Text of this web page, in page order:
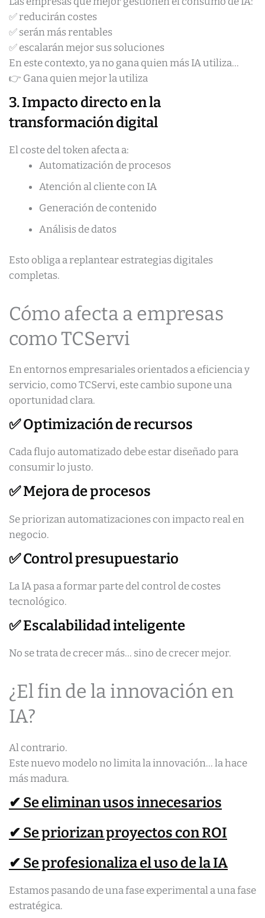
✅ reducirán costes
✅ serán más rentables
✅ escalarán mejor sus soluciones
En este contexto, ya no gana quien más IA utiliza…
👉 Gana quien mejor la utiliza
3. Impacto directo en la
transformación digital
El coste del token afecta a:
Automatización de procesos
Atención al cliente con IA
Generación de contenido
Análisis de datos
Esto obliga a replantear estrategias digitales
completas.
Cómo afecta a empresas
como TCServi
En entornos empresariales orientados a eficiencia y
servicio, como TCServi, este cambio supone una
oportunidad clara.
✅ Optimización de recursos
Cada flujo automatizado debe estar diseñado para
consumir lo justo.
✅ Mejora de procesos
Se priorizan automatizaciones con impacto real en
negocio.
✅ Control presupuestario
La IA pasa a formar parte del control de costes
tecnológico.
✅ Escalabilidad inteligente
No se trata de crecer más… sino de crecer mejor.
¿El fin de la innovación en
IA?
Al contrario.
Este nuevo modelo no limita la innovación… la hace
más madura.
✔ Se eliminan usos innecesarios
✔ Se priorizan proyectos con ROI
✔ Se profesionaliza el uso de la IA
Estamos pasando de una fase experimental a una fase
estratégica.